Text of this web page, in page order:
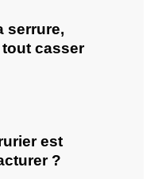
serrure,
casser
est
?